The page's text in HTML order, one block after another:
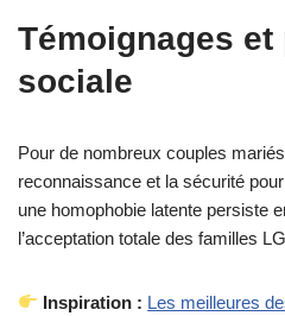
Témoignages
sociale
Pour de nombreux couples
reconnaissance et la sécurité
une homophobie latente persiste
l’acceptation totale des familles
Inspiration : Les meilleures